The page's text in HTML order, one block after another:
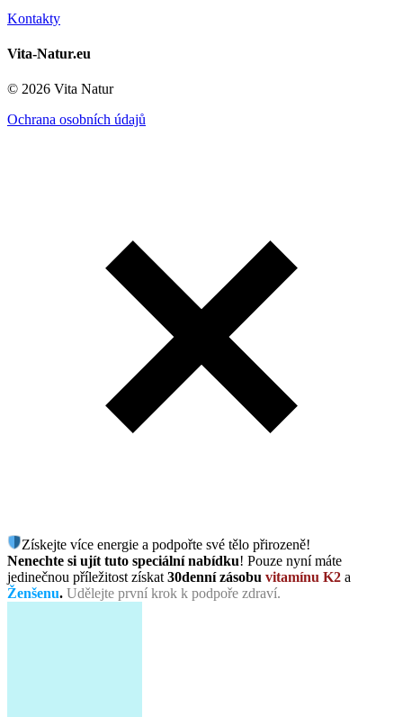
Kontakty
Vita-Natur.eu
© 2026 Vita Natur
Ochrana osobních údajů
Získejte více energie a podpořte své tělo přirozeně!
Nenechte si ujít tuto speciální nabídku! Pouze nyní máte
jedinečnou příležitost získat 30denní zásobu vitamínu K2 a
Ženšenu. Udělejte první krok k podpoře zdraví.